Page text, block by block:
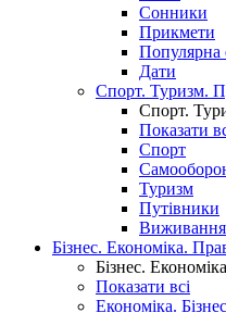
Сонники
Прикмети
Популярна
Дати
Спорт. Туризм.
Спорт.
Показати
Спорт
Туризм
Путівники
Виживання
Бізнес. Економіка.
Бізнес.
Показати всі
Економіка. Бізнес